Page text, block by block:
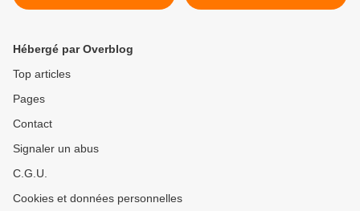
Hébergé par Overblog
Top articles
Pages
Contact
Signaler un abus
C.G.U.
Cookies et données personnelles